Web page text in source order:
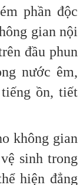
phần độc
gian nội
đầu phun
nước êm,
ồn, tiết
không gian
sinh trong
hiện đẳng